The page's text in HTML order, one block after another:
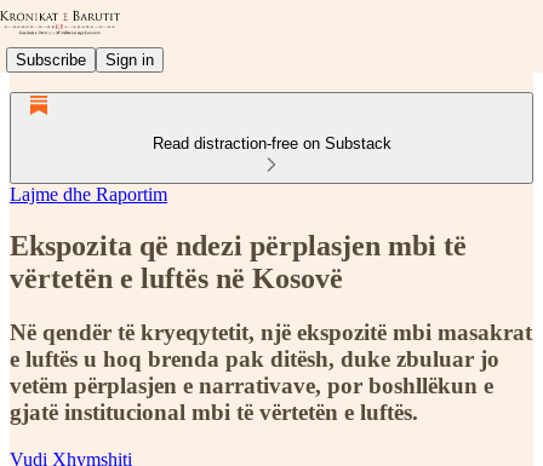
Subscribe Sign in
Read distraction-free on Substack
Lajme dhe Raportim
Ekspozita që ndezi përplasjen mbi të
vërtetën e luftës në Kosovë
Në qendër të kryeqytetit, një ekspozitë mbi masakrat
e luftës u hoq brenda pak ditësh, duke zbuluar jo
vetëm përplasjen e narrativave, por boshllëkun e
gjatë institucional mbi të vërtetën e luftës.
Vudi Xhymshiti